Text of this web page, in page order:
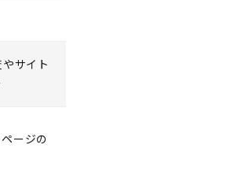
サイト
ージの